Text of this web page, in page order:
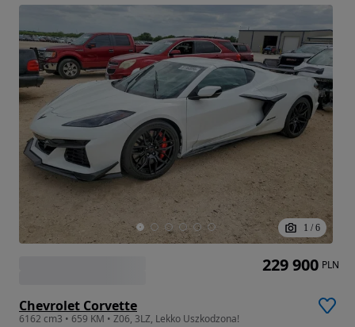
1 / 6
Chevrolet Corvette
6162 cm3 • 659 KM • Z06, 3LZ, Lekko Uszkodzona!
229 900 PLN